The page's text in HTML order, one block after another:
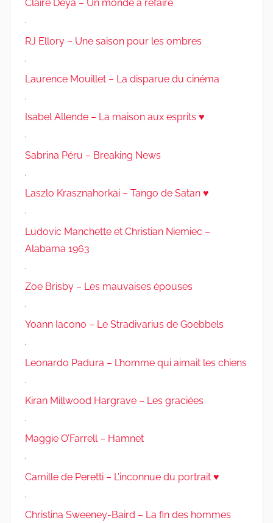
Claire Deya – Un monde à refaire
.
RJ Ellory – Une saison pour les ombres
.
Laurence Mouillet – La disparue du cinéma
.
Isabel Allende – La maison aux esprits ♥
.
Sabrina Péru – Breaking News
.
Laszlo Krasznahorkai – Tango de Satan ♥
.
Ludovic Manchette et Christian Niemiec –
Alabama 1963
.
Zoe Brisby – Les mauvaises épouses
.
Yoann Iacono – Le Stradivarius de Goebbels
.
Leonardo Padura – L’homme qui aimait les chiens
.
Kiran Millwood Hargrave – Les graciées
.
Maggie O’Farrell – Hamnet
.
Camille de Peretti – L’inconnue du portrait ♥
.
Christina Sweeney-Baird – La fin des hommes